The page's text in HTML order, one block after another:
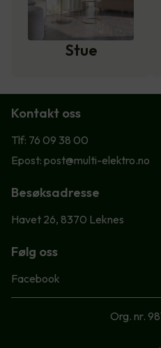
Stue
Kontakt oss
Tlf: 76 09 38 00
Epost: post@multi-elektro.no
Besøksadresse
Havet 26, 8370 Leknes
Følg oss
Facebook
Org. nr.